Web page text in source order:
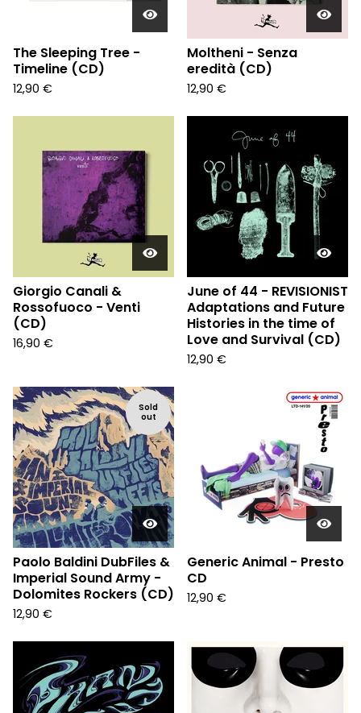
The Sleeping Tree -
Timeline (CD)
12,90 €
Moltheni - Senza
eredità (CD)
12,90 €
Giorgio Canali &
Rossofuoco - Venti
(CD)
16,90 €
June of 44 - REVISIONIST
Adaptations and Future
Histories in the time of
Love and Survival (CD)
12,90 €
Sold
out
Paolo Baldini DubFiles &
Imperial Sound Army -
Dolomites Rockers (CD)
12,90 €
Generic Animal - Presto
CD
12,90 €